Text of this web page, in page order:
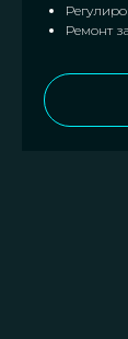
Ремонт